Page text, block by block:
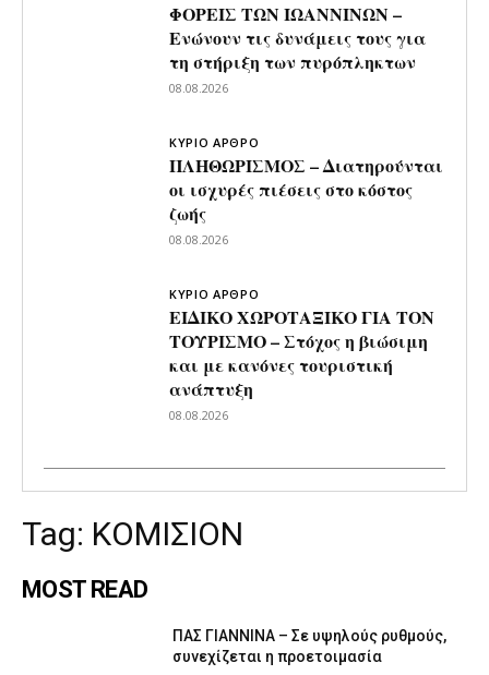
ΦΟΡΕΙΣ ΤΩΝ ΙΩΑΝΝΙΝΩΝ –
Ενώνουν τις δυνάμεις τους για
τη στήριξη των πυρόπληκτων
08.08.2026
ΚΥΡΙΟ ΑΡΘΡΟ
ΠΛΗΘΩΡΙΣΜΟΣ – Διατηρούνται
οι ισχυρές πιέσεις στο κόστος
ζωής
08.08.2026
ΚΥΡΙΟ ΑΡΘΡΟ
ΕΙΔΙΚΟ ΧΩΡΟΤΑΞΙΚΟ ΓΙΑ ΤΟΝ
ΤΟΥΡΙΣΜΟ – Στόχος η βιώσιμη
και με κανόνες τουριστική
ανάπτυξη
08.08.2026
Tag: ΚΟΜΙΣΙΟΝ
MOST READ
ΠΑΣ ΓΙΑΝΝΙΝΑ – Σε υψηλούς ρυθμούς,
συνεχίζεται η προετοιμασία